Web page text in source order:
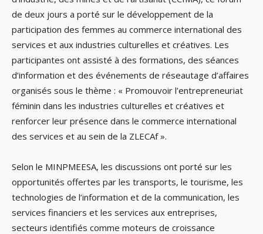
de deux jours a porté sur le développement de la
participation des femmes au commerce international des
services et aux industries culturelles et créatives. Les
participantes ont assisté à des formations, des séances
d’information et des événements de réseautage d’affaires
organisés sous le thème : « Promouvoir l’entrepreneuriat
féminin dans les industries culturelles et créatives et
renforcer leur présence dans le commerce international
des services et au sein de la ZLECAf ».
Selon le MINPMEESA, les discussions ont porté sur les
opportunités offertes par les transports, le tourisme, les
technologies de l’information et de la communication, les
services financiers et les services aux entreprises,
secteurs identifiés comme moteurs de croissance